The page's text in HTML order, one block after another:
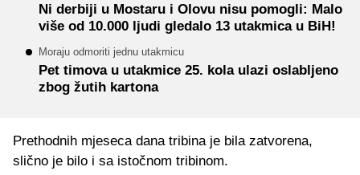
Ni derbiji u Mostaru i Olovu nisu pomogli: Malo
više od 10.000 ljudi gledalo 13 utakmica u BiH!
Moraju odmoriti jednu utakmicu
Pet timova u utakmice 25. kola ulazi oslabljeno
zbog žutih kartona
Prethodnih mjeseca dana tribina je bila zatvorena,
slično je bilo i sa istočnom tribinom.